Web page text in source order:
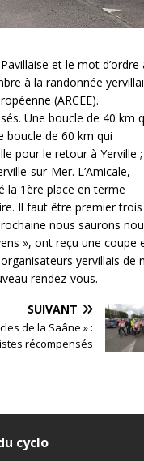
et le mot d’ordre
à la randonnée
(ARCEE).
Une boucle de 40 km
boucle de 60 km qui
pour le retour à Yerville ;
sur-Mer. L’Amicale,
la 1ère place en terme
Il faut être premier trois
nous saurons
», ont reçu une coupe
yervillais de
rendez-vous.
SUIVANT
de la Saâne » :
récompensés
cyclo